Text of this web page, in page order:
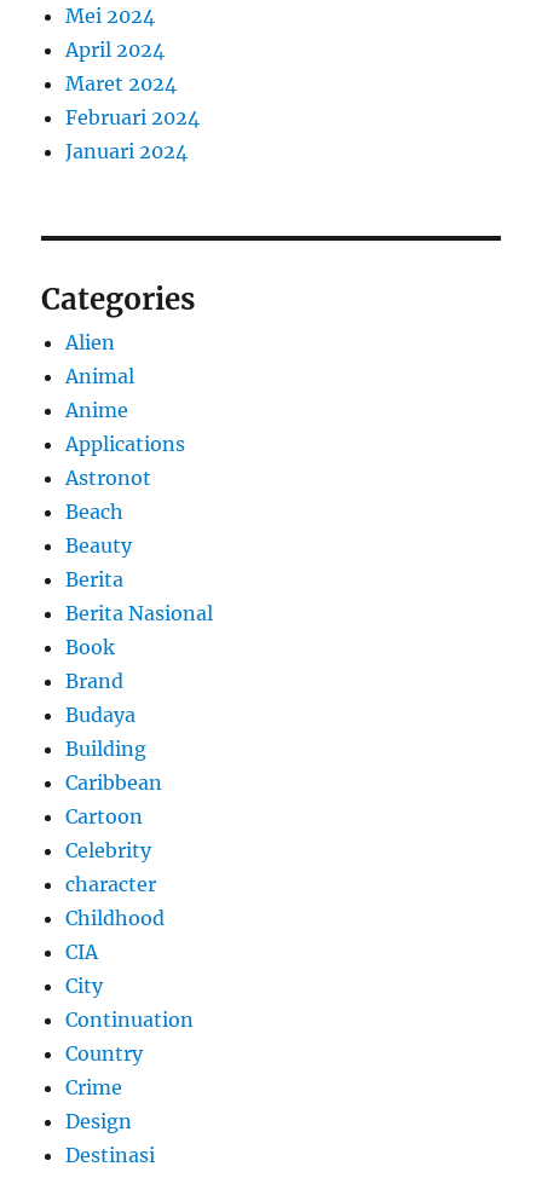
Mei 2024
April 2024
Maret 2024
Februari 2024
Januari 2024
Categories
Alien
Animal
Anime
Applications
Astronot
Beach
Beauty
Berita
Berita Nasional
Book
Brand
Budaya
Building
Caribbean
Cartoon
Celebrity
character
Childhood
CIA
City
Continuation
Country
Crime
Design
Destinasi